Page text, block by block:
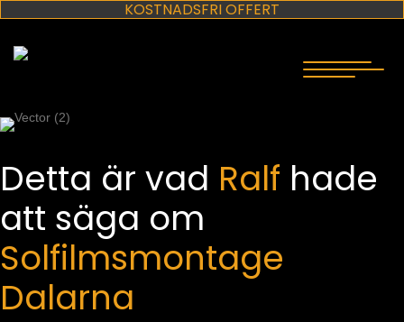
KOSTNADSFRI OFFERT
Detta är vad Ralf hade
att säga om
Solfilmsmontage
Dalarna